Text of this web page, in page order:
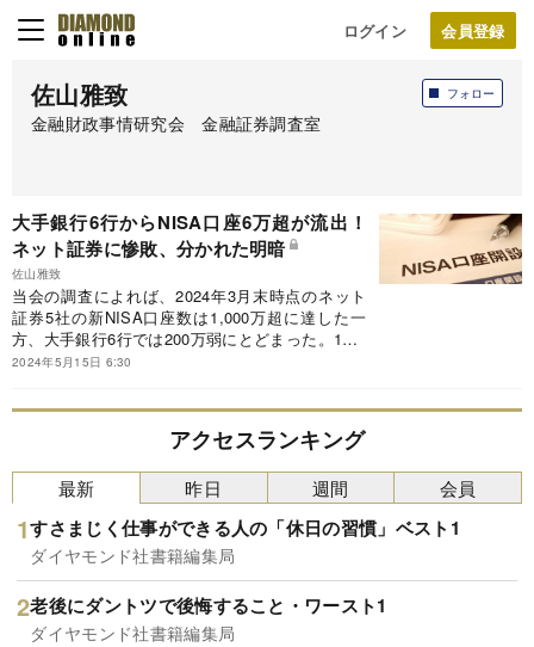
ログイン
フォロー
佐山雅致
金融財政事情研究会 金融証券調査室
大手銀行6行からNISA口座6万超が流出！
ネット証券に惨敗、分かれた明暗
佐山雅致
当会の調査によれば、2024年3月末時点のネット
証券5社の新NISA口座数は1,000万超に達した一
方、大手銀行6行では200万弱にとどまった。1～3
月の買い付け金額を見ても、ネット証券では前年
では同2.2倍と、投資枠の大幅拡大を踏まえれば
相応に過ぎない水準となり、両者で明暗が分かれ
2024年5月15日 6:30
アクセスランキング
最新
すさまじく仕事ができる人の「休日の習慣」ベスト1
ダイヤモンド社書籍編集局
老後にダントツで後悔すること・ワースト1
ダイヤモンド社書籍編集局
昨日 週間 会員